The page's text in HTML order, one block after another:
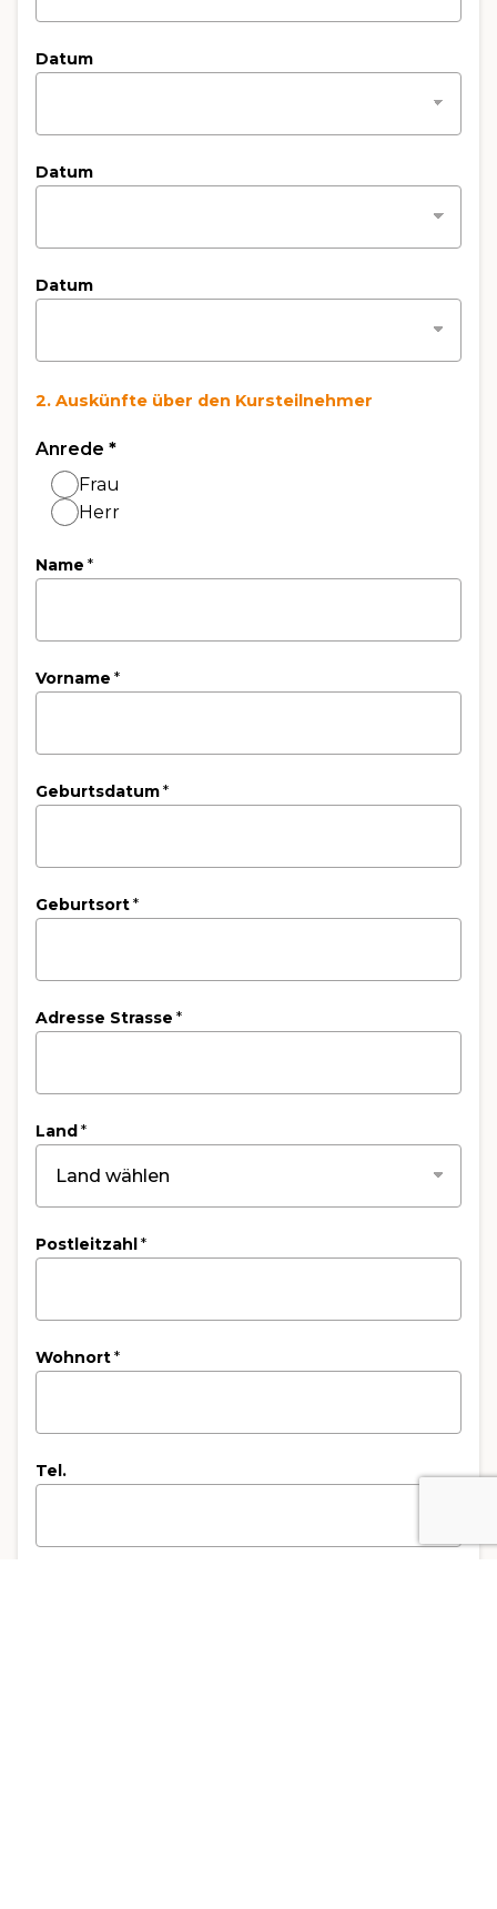
Datum
Datum
Datum
2. Auskünfte über den Kursteilnehmer
Anrede *
Frau
Herr
Name *
Vorname *
Geburtsdatum*
Geburtsort*
Adresse Strasse *
Land *
Postleitzahl *
Wohnort*
Tel.